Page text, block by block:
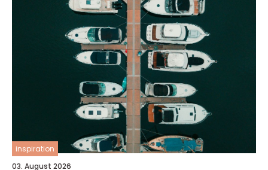
inspiration
03. August 2026